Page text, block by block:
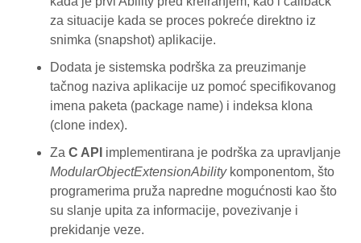
za situacije kada se proces pokreće direktno iz
snimka (snapshot) aplikacije.
Dodata je sistemska podrška za preuzimanje
tačnog naziva aplikacije uz pomoć specifikovanog
imena paketa (package name) i indeksa klona
(clone index).
ZaC API implementirana je podrška za upravljanje
ModularObjectExtensionAbilitykomponentom, što
programerima pruža napredne mogućnosti kao što
su slanje upita za informacije, povezivanje i
prekidanje veze.